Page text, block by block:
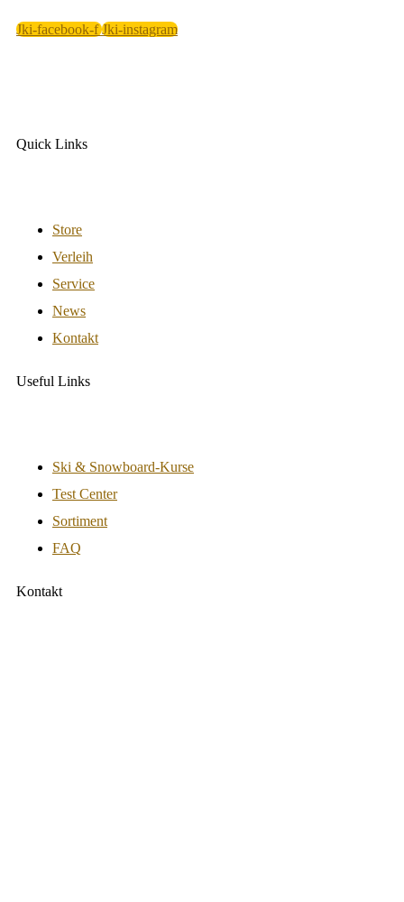
Jki-facebook-f Jki-instagram
Quick Links
Store
Verleih
Service
News
Kontakt
Useful Links
Ski & Snowboard-Kurse
Test Center
Sortiment
FAQ
Kontakt